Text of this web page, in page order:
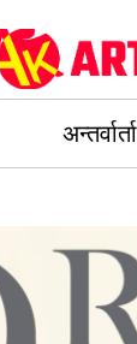
अन्तर्वार्ता